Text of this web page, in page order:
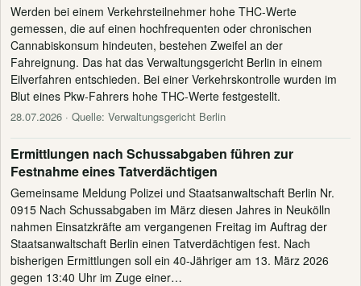
Werden bei einem Verkehrsteilnehmer hohe THC-Werte
gemessen, die auf einen hochfrequenten oder chronischen
Cannabiskonsum hindeuten, bestehen Zweifel an der
Fahreignung. Das hat das Verwaltungsgericht Berlin in einem
Eilverfahren entschieden. Bei einer Verkehrskontrolle wurden im
Blut eines Pkw-Fahrers hohe THC-Werte festgestellt.
28.07.2026 · Quelle: Verwaltungsgericht Berlin
Ermittlungen nach Schussabgaben führen zur
Festnahme eines Tatverdächtigen
Gemeinsame Meldung Polizei und Staatsanwaltschaft Berlin Nr.
0915 Nach Schussabgaben im März diesen Jahres in Neukölln
nahmen Einsatzkräfte am vergangenen Freitag im Auftrag der
Staatsanwaltschaft Berlin einen Tatverdächtigen fest. Nach
bisherigen Ermittlungen soll ein 40-Jähriger am 13. März 2026
gegen 13:40 Uhr im Zuge einer…